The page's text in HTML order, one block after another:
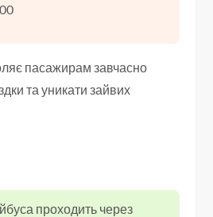
пасажирам завчасно
та уникати зайвих
проходить через